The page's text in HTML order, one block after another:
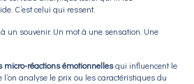
C’est celui qui ressent.
un souvenir. Un mot à une sensation. Une
micro-réactions émotionnellesqui influencent le
analyse le prix ou les caractéristiques du